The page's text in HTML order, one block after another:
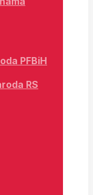
PFBiH
RS